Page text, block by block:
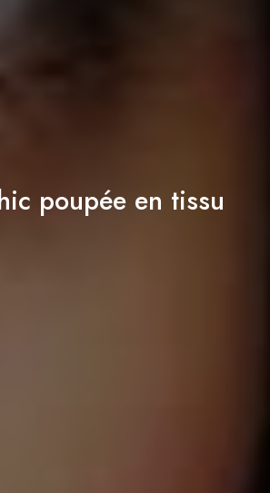
poupée en tissu